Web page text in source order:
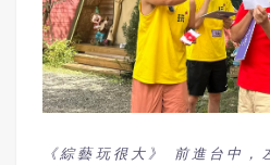
《綜藝玩很大》 前進台中